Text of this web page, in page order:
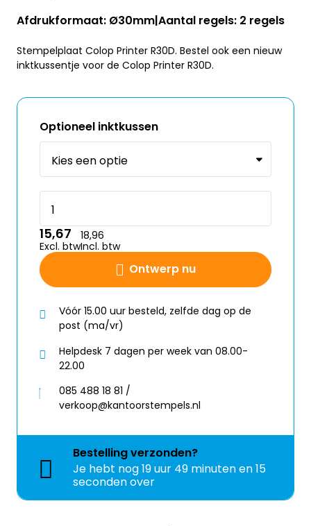
Afdrukformaat: Ø30mm Aantal regels: 2 regels
Stempelplaat Colop Printer R30D. Bestel ook een nieuw
inktkussentje voor de Colop Printer R30D.
Optioneel inktkussen
Ontwerp nu
15,67
Excl. btw
18,96
Incl. btw
Vóór 15.00 uur besteld, zelfde dag op de
post (ma/vr)
Helpdesk 7 dagen per week van 08.00-
22.00
085 488 18 81 /
verkoop@kantoorstempels.nl
Bestellingverzonden?
Je hebt nog19 uur 49 minuten en 14
seconden over